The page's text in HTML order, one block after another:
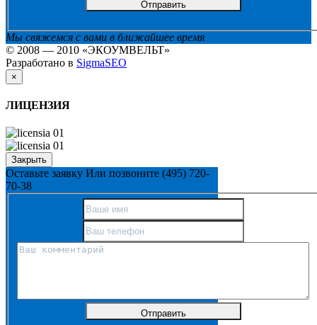
Мы свяжемся с вами в ближайшее время
© 2008 — 2010 «ЭКОУМВЕЛЬТ»
Разработано в SigmaSEO
×
ЛИЦЕНЗИЯ
Закрыть
Оставьте заявку Или позвоните (495) 720-
70-38